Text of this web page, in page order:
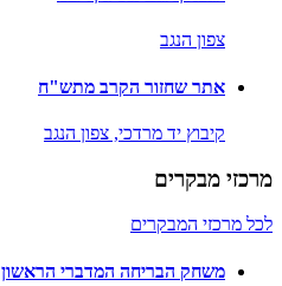
צפון הנגב
אתר שחזור הקרב מתש"ח
קיבוץ יד מרדכי, צפון הנגב
מרכזי מבקרים
לכל מרכזי המבקרים
משחק הבריחה המדברי הראשון